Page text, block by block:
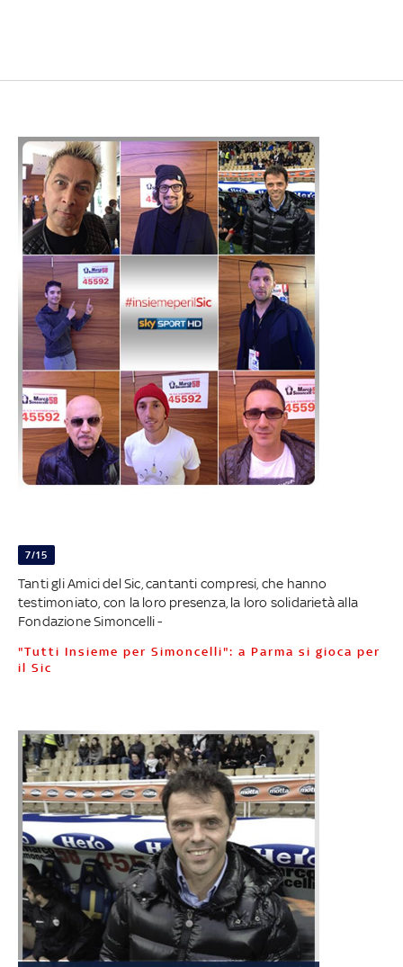
7/15
Tanti gli Amici del Sic, cantanti compresi, che hanno
testimoniato, con la loro presenza, la loro solidarietà alla
Fondazione Simoncelli -
"Tutti Insieme per Simoncelli": a Parma si gioca per
il Sic